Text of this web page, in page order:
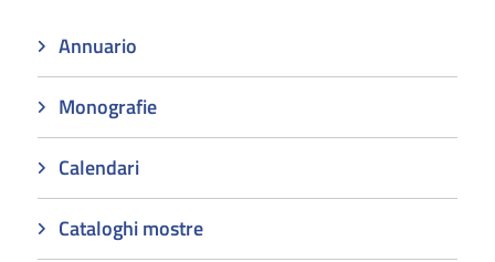
Annuario
Monografie
Calendari
Cataloghi mostre